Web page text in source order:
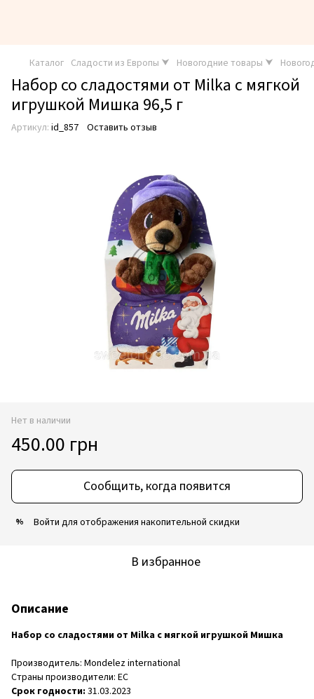
Каталог Сладости из Европы ⮟ Новогодние товары ⮟
Набор со сладостями от Milka с мягкой
игрушкой Мишка 96,5 г
Артикул: id_857 Оставить отзыв
Нет в наличии
450.00 грн
Сообщить, когда появится
% Войти для отображения накопительной скидки
В избранное
Описание
Набор со сладостями от Milka с мягкой игрушкой Мишка
Производитель: Mondelez international
Страны производители: ЕС
Срок годности: 31.03.2023